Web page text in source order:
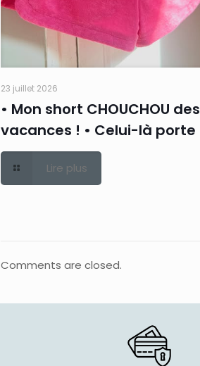
23 juillet 2026
• Mon short CHOUCHOU des
vacances ! • Celui-là porte
Lire plus
Comments are closed.